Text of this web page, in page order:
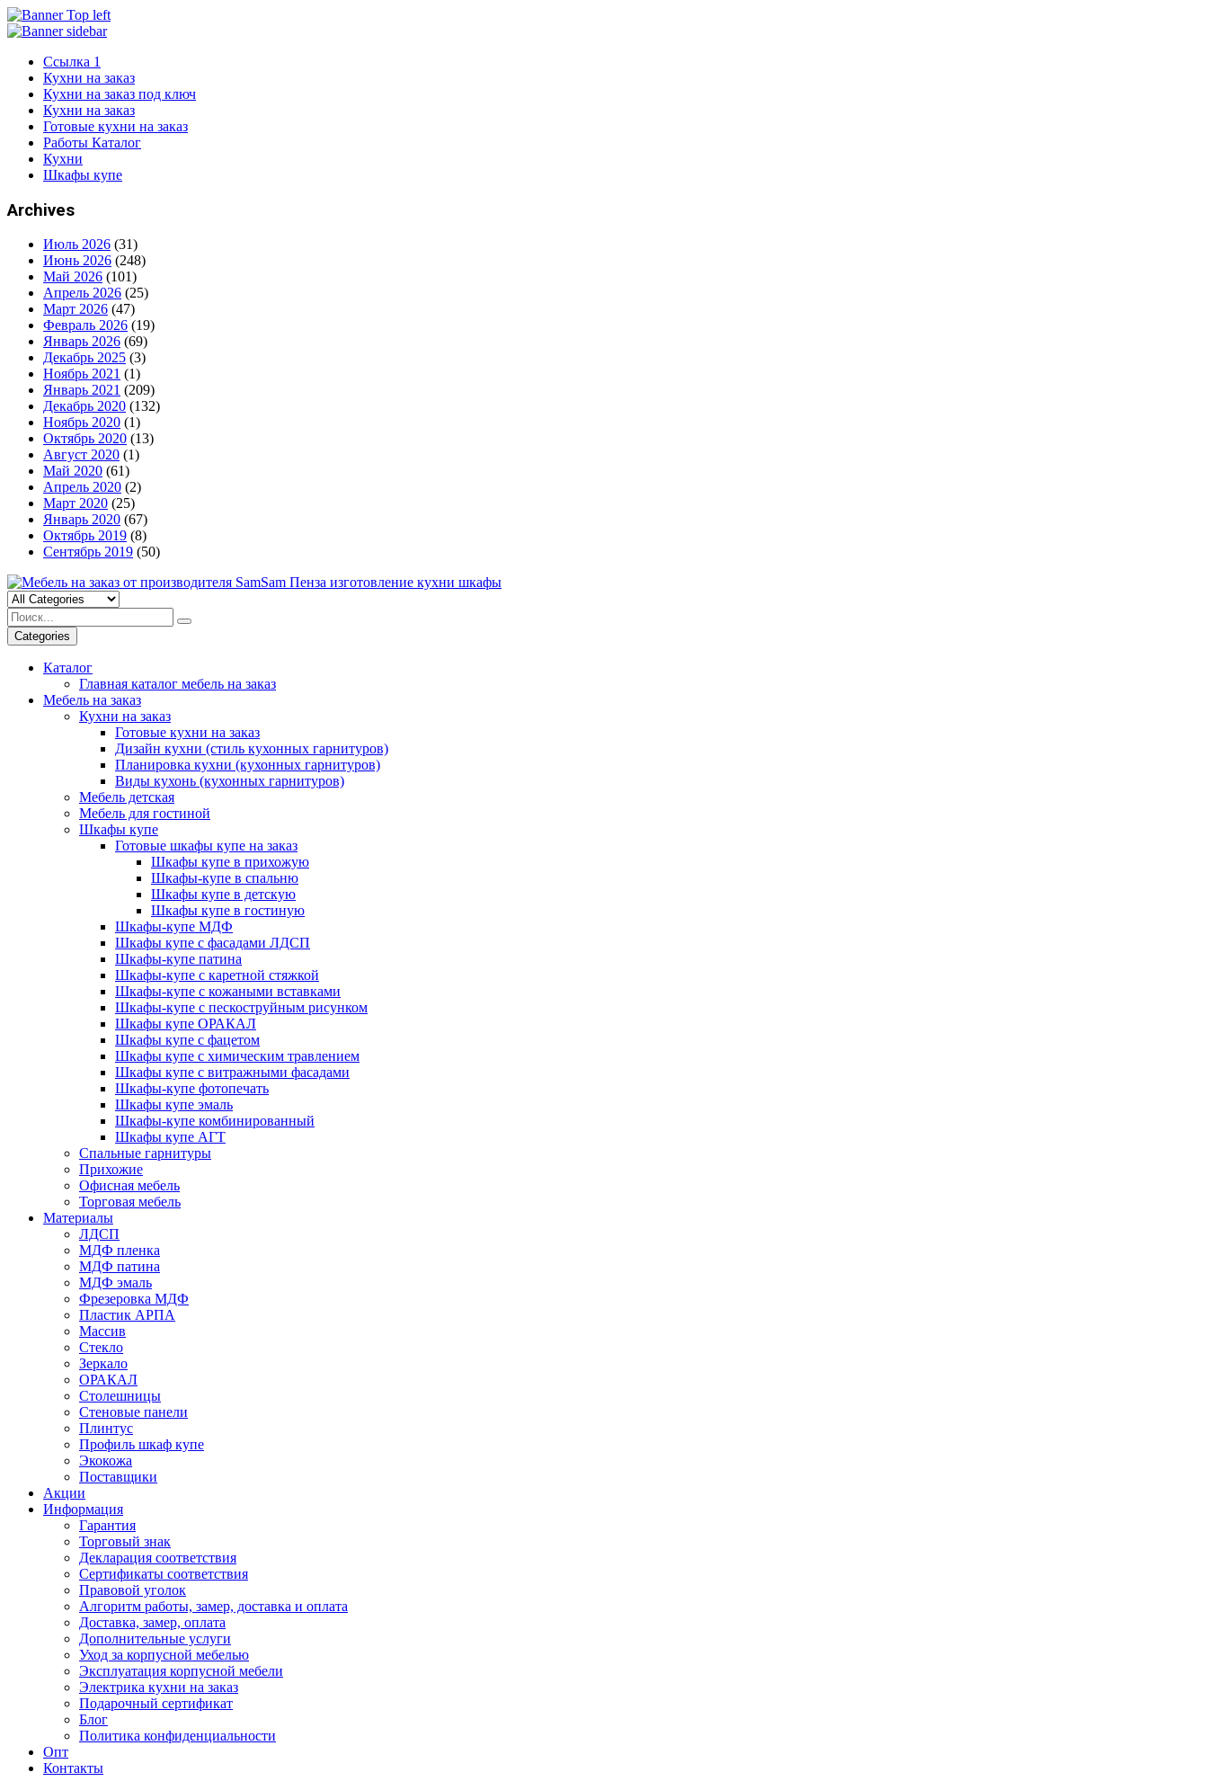
Ссылка 1
Кухни на заказ
Кухни на заказ под ключ
Кухни на заказ
Готовые кухни на заказ
Работы Каталог
Кухни
Шкафы купе
Archives
Июль 2026 (31)
Июнь 2026 (248)
Май 2026 (101)
Апрель 2026 (25)
Март 2026 (47)
Февраль 2026 (19)
Январь 2026 (69)
Декабрь 2025 (3)
Ноябрь 2021 (1)
Январь 2021 (209)
Декабрь 2020 (132)
Ноябрь 2020 (1)
Октябрь 2020 (13)
Август 2020 (1)
Май 2020 (61)
Апрель 2020 (2)
Март 2020 (25)
Январь 2020 (67)
Октябрь 2019 (8)
Сентябрь 2019 (50)
Categories
Каталог
Главная каталог мебель на заказ
Мебель на заказ
Кухни на заказ
Готовые кухни на заказ
Дизайн кухни (стиль кухонных гарнитуров)
Планировка кухни (кухонных гарнитуров)
Виды кухонь (кухонных гарнитуров)
Мебель детская
Мебель для гостиной
Шкафы купе
Готовые шкафы купе на заказ
Шкафы купе в прихожую
Шкафы-купе в спальню
Шкафы купе в детскую
Шкафы купе в гостиную
Шкафы-купе МДФ
Шкафы купе с фасадами ЛДСП
Шкафы-купе патина
Шкафы-купе с каретной стяжкой
Шкафы-купе с кожаными вставками
Шкафы-купе с пескоструйным рисунком
Шкафы купе ОРАКАЛ
Шкафы купе с фацетом
Шкафы купе с химическим травлением
Шкафы купе с витражными фасадами
Шкафы-купе фотопечать
Шкафы купе эмаль
Шкафы-купе комбинированный
Шкафы купе АГТ
Спальные гарнитуры
Прихожие
Офисная мебель
Торговая мебель
Материалы
ЛДСП
МДФ пленка
МДФ патина
МДФ эмаль
Фрезеровка МДФ
Пластик АРПА
Массив
Стекло
Зеркало
ОРАКАЛ
Столешницы
Стеновые панели
Плинтус
Профиль шкаф купе
Экокожа
Поставщики
Акции
Информация
Гарантия
Торговый знак
Декларация соответствия
Сертификаты соответствия
Правовой уголок
Алгоритм работы, замер, доставка и оплата
Доставка, замер, оплата
Дополнительные услуги
Уход за корпусной мебелью
Эксплуатация корпусной мебели
Электрика кухни на заказ
Подарочный сертификат
Блог
Политика конфиденциальности
Опт
Контакты